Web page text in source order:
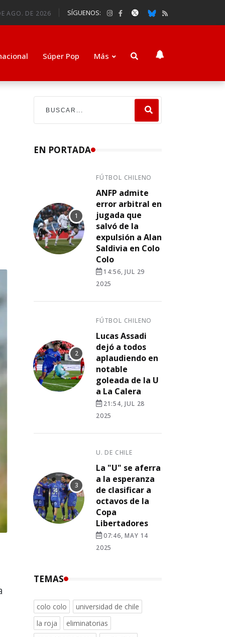
AGO. DE 2026 SÍGUENOS:
Súper Pop Más
EN PORTADA
FÚTBOL CHILENO
ANFP admite
error arbitral en
jugada que
salvó de la
expulsión a Alan
Saldivia en Colo
Colo
14:56, JUL 29
2025
FÚTBOL CHILENO
Lucas Assadi
dejó a todos
aplaudiendo en
notable
goleada de la U
a La Calera
21:54, JUL 28
2025
U. DE CHILE
La "U" se aferra
a la esperanza
de clasificar a
octavos de la
Copa
Libertadores
07:46, MAY 14
2025
TEMAS
colo colo
universidad de chile
la roja
eliminatorias